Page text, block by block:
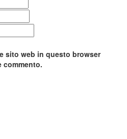
sito web in questo browser
commento.